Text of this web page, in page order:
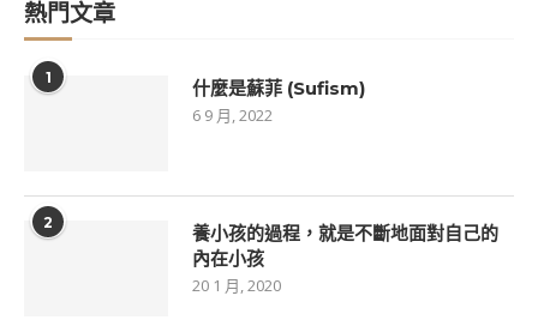
熱門文章
1 什麼是蘇菲 (Sufism)
6 9 月, 2022
2
養小孩的過程，就是不斷地面對自己的
內在小孩
20 1 月, 2020